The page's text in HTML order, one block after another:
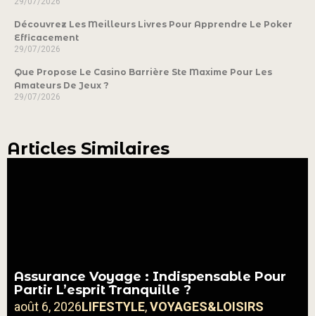
Découvrez Les Meilleurs Livres Pour Apprendre Le Poker
Efficacement
29/07/2026
Que Propose Le Casino Barrière Ste Maxime Pour Les
Amateurs De Jeux ?
29/07/2026
Articles Similaires
Assurance Voyage : Indispensable Pour
Partir L’esprit Tranquille ?
août 6, 2026LIFESTYLE,VOYAGES&LOISIRS